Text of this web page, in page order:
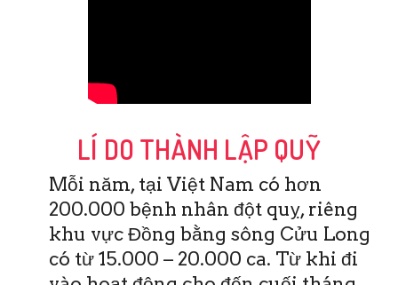
LÍ DO THÀNH LẬP QUỸ
Mỗi năm, tại Việt Nam có hơn
200.000 bệnh nhân đột quỵ, riêng
khu vực Đồng bằng sông Cửu Long
có từ 15.000 – 20.000 ca. Từ khi đi